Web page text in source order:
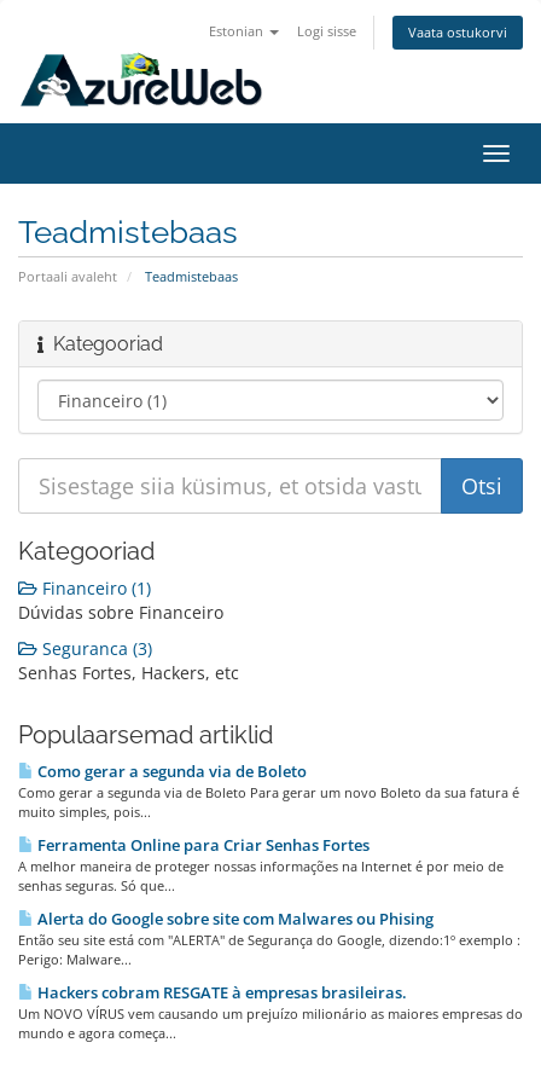
Estonian Logi sisse Vaata ostukorvi
Teadmistebaas
Portaali avaleht Teadmistebaas
Kategooriad
Kategooriad
Financeiro (1)
Dúvidas sobre Financeiro
Seguranca (3)
Senhas Fortes, Hackers, etc
Populaarsemad artiklid
Como gerar a segunda via de Boleto
Como gerar a segunda via de Boleto Para gerar um novo Boleto da sua fatura é
muito simples, pois...
Ferramenta Online para Criar Senhas Fortes
A melhor maneira de proteger nossas informações na Internet é por meio de
senhas seguras. Só que...
Alerta do Google sobre site com Malwares ou Phising
Então seu site está com "ALERTA" de Segurança do Google, dizendo:1º exemplo :
Perigo: Malware...
Hackers cobram RESGATE à empresas brasileiras.
Um NOVO VÍRUS vem causando um prejuízo milionário as maiores empresas do
mundo e agora começa...